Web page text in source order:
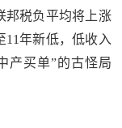
邦税负平均将上涨
11年新低，低收入
产买单”的古怪局